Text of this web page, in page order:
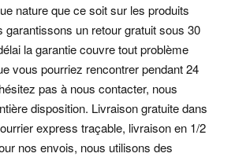
nature que ce soit sur les produits
garantissons un retour gratuit sous 30
la garantie couvre tout problème
vous pourriez rencontrer pendant 24
pas à nous contacter, nous
disposition. Livraison gratuite dans
express traçable, livraison en 1/2
nos envois, nous utilisons des